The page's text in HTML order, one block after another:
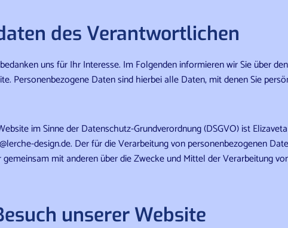
des Verantwortlichen
uns für Ihr Interesse. Im Folgenden informieren wir Sie über
Personenbezogene Daten sind hierbei alle Daten, mit denen Sie
im Sinne der Datenschutz-Grundverordnung (DSGVO) ist
design.de. Der für die Verarbeitung von personenbezogenen
mit anderen über die Zwecke und Mittel der Verarbeitung
unserer Website